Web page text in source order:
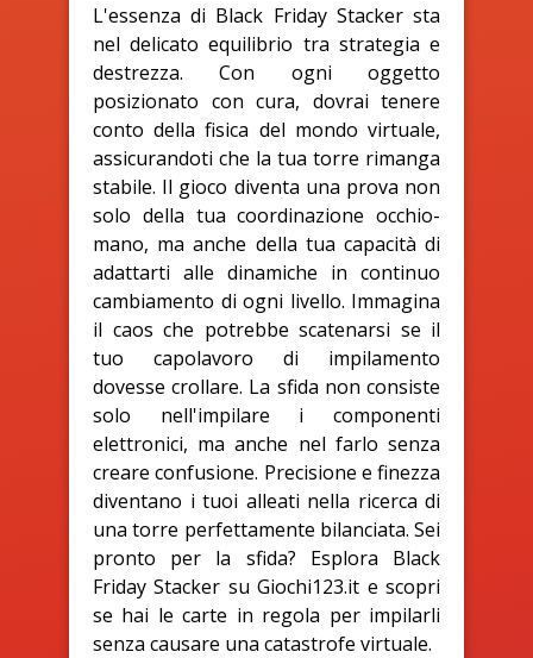
L'essenza di Black Friday Stacker sta
nel delicato equilibrio tra strategia e
destrezza. Con ogni oggetto
posizionato con cura, dovrai tenere
conto della fisica del mondo virtuale,
assicurandoti che la tua torre rimanga
stabile. Il gioco diventa una prova non
solo della tua coordinazione occhio-
mano, ma anche della tua capacità di
adattarti alle dinamiche in continuo
cambiamento di ogni livello. Immagina
il caos che potrebbe scatenarsi se il
tuo capolavoro di impilamento
dovesse crollare. La sfida non consiste
solo nell'impilare i componenti
elettronici, ma anche nel farlo senza
creare confusione. Precisione e finezza
diventano i tuoi alleati nella ricerca di
una torre perfettamente bilanciata. Sei
pronto per la sfida? Esplora Black
Friday Stacker su Giochi123.it e scopri
se hai le carte in regola per impilarli
senza causare una catastrofe virtuale.